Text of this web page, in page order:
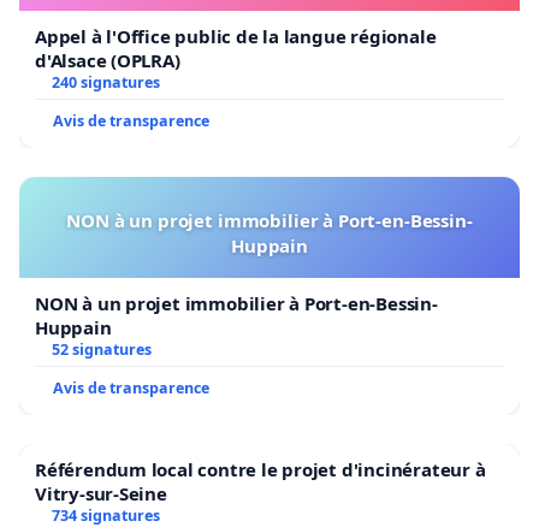
Appel à l'Office public de la langue régionale
d'Alsace (OPLRA)
240 signatures
Avis de transparence
NON à un projet immobilier à Port-en-Bessin-
Huppain
NON à un projet immobilier à Port-en-Bessin-
Huppain
52 signatures
Avis de transparence
Référendum local contre le projet d'incinérateur à
Vitry-sur-Seine
734 signatures